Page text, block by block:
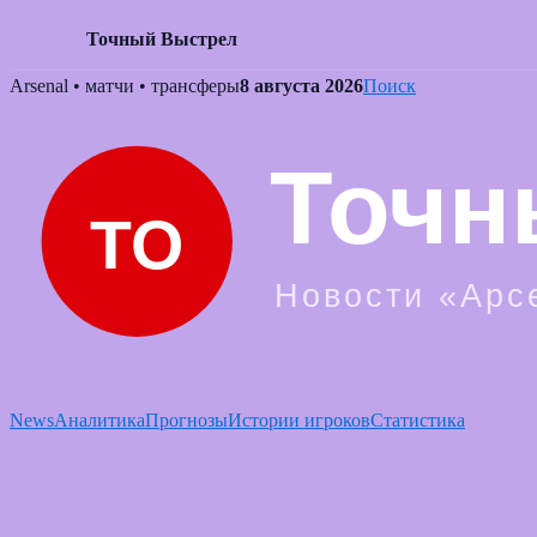
Точный Выстрел
Skip
Arsenal • матчи • трансферы8 августа 2026Поиск
NewsАналитикаПрогнозыИстории игроковСтатистика